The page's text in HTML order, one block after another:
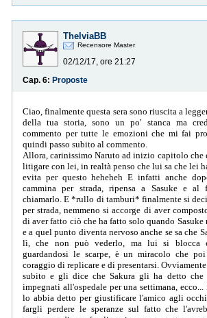
ThelviaBB
Recensore Master
02/12/17, ore 21:27
Cap. 6: Proposte
Ciao, finalmente questa sera sono riuscita a
della tua storia, sono un po' stanca ma
commento per tutte le emozioni che mi fai
quindi passo subito al commento.
Allora, carinissimo Naruto ad inizio capitolo che
litigare con lei, in realtà penso che lui sa che lei
evita per questo heheheh E infatti anche
cammina per strada, ripensa a Sasuke e al
chiamarlo. E *rullo di tamburi* finalmente si
per strada, nemmeno si accorge di aver
di aver fatto ciò che ha fatto solo quando Sasuke
e a quel punto diventa nervoso anche se sa che
lì, che non può vederlo, ma lui si blocca
guardandosi le scarpe, è un miracolo che
coraggio di replicare e di presentarsi.
subito e gli dice che Sakura gli ha detto
impegnati all'ospedale per una settimana, ecco...
lo abbia detto per giustificare l'amico agli
fargli perdere le speranze sul fatto che